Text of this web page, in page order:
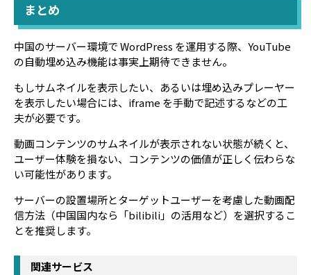
まとめ
中国のサーバー環境で WordPress を運用する際、YouTube
の自動埋め込み機能は事実上期待できません。
もしサムネイルを表示したい、あるいは埋め込みプレーヤー
を表示したい場合には、iframe を手動で記述するなどの工
夫が必要です。
動画コンテンツのサムネイルが表示されない状態が続くと、
ユーザー体験を損ない、コンテンツの価値が正しく伝わらな
い可能性があります。
サーバーの設置場所とターゲットユーザーを考慮した動画配
信方法（中国国内なら「bilibili」の活用など）を選択するこ
とを推奨します。
関連サービス